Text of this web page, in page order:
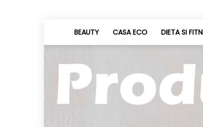
BEAUTY CASA ECO DIETA SI